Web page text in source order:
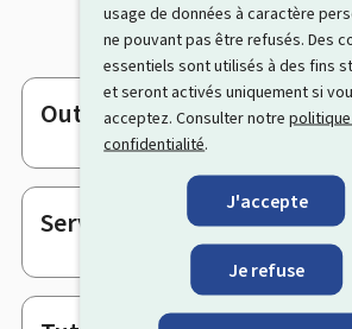
usage de données à caractère
ne pouvant pas être refusés. Des
essentiels sont utilisés à des fins
et seront activés uniquement si
acceptez. Consulter notre
confidentialité.
J'accepte
Je refuse
Pied
de
page
Outils
Services en ligne &